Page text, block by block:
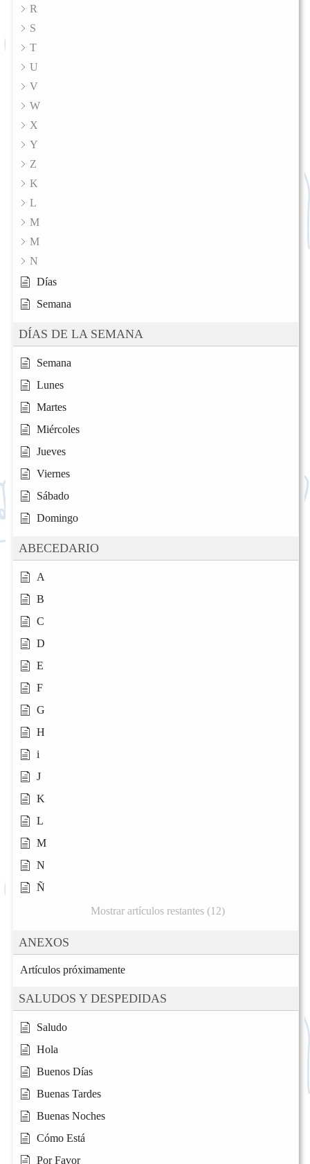
R
S
T
U
V
W
X
Y
Z
K
L
M
M
N
Días
Semana
DÍAS DE LA SEMANA
Semana
Lunes
Martes
Miércoles
Jueves
Viernes
Sábado
Domingo
ABECEDARIO
A
B
C
D
E
F
G
H
i
J
K
L
M
N
Ñ
Mostrar artículos restantes (12)
ANEXOS
Artículos próximamente
SALUDOS Y DESPEDIDAS
Saludo
Hola
Buenos Días
Buenas Tardes
Buenas Noches
Cómo Está
Por Favor